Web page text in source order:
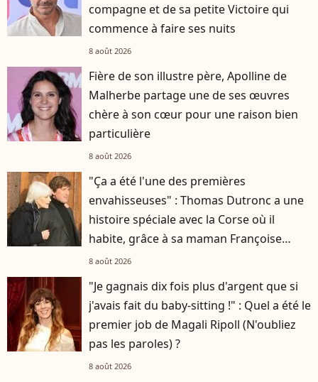
compagne et de sa petite Victoire qui
commence à faire ses nuits
8 août 2026
Fière de son illustre père, Apolline de
Malherbe partage une de ses œuvres
chère à son cœur pour une raison bien
particulière
8 août 2026
"Ça a été l'une des premières
envahisseuses" : Thomas Dutronc a une
histoire spéciale avec la Corse où il
habite, grâce à sa maman Françoise
Hardy
8 août 2026
"Je gagnais dix fois plus d'argent que si
j'avais fait du baby-sitting !" : Quel a été le
premier job de Magali Ripoll (N'oubliez
pas les paroles) ?
8 août 2026